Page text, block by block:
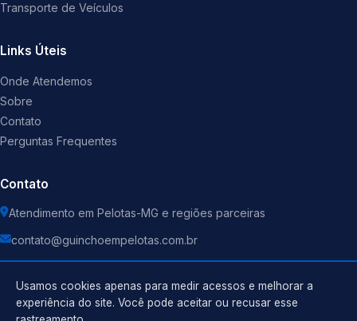
Transporte de Veículos
Links Úteis
Onde Atendemos
Sobre
Contato
Perguntas Frequentes
Contato
Atendimento em Pelotas-MG e regiões parceiras
contato@guinchoempelotas.com.br
Usamos cookies apenas para medir acessos e melhorar a
experiência do site. Você pode aceitar ou recusar esse